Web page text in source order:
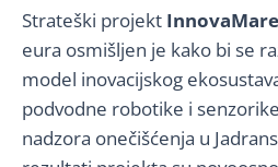
Strateški projekt InnovaMare
eura osmišljen je kako bi se
model inovacijskog
podvodne robotike i
nadzora onečišćenja u